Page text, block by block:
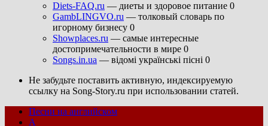
Diets-FAQ.ru — диеты и здоровое питание 0
GambLINGVO.ru — толковый словарь по
игорному бизнесу 0
Showplaces.ru — самые интересные
достопримечательности в мире 0
Songs.in.ua — відомі українські пісні 0
Не забудьте поставить активную, индексируемую
ссылку на Song-Story.ru при использовании статей.
Песни на английском
A